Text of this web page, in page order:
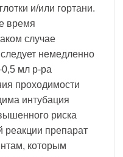
и/или гортани.
время
случае
немедленно
мл р-ра
проходимости
интубация
риска
реакции препарат
которым